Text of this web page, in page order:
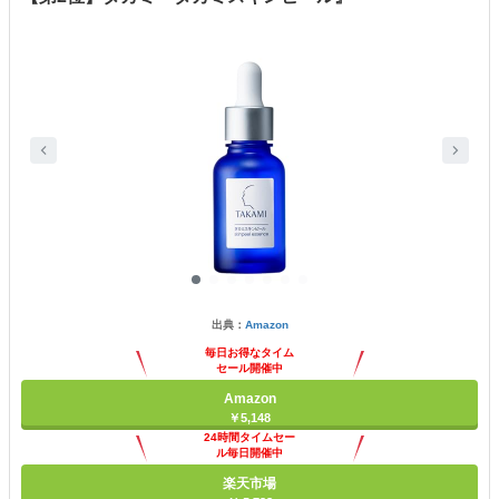
出典： Amazon
毎日お得なタイム
セール開催中
Amazon
￥5,148
24時間タイムセー
ル毎日開催中
楽天市場